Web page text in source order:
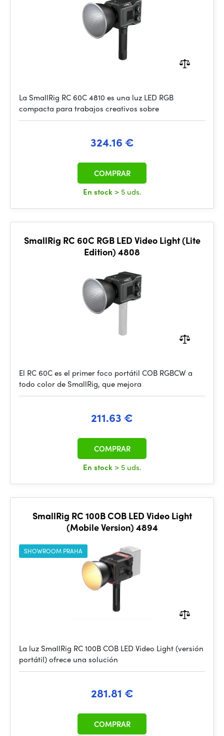
La SmallRig RC 60C 4810 es una luz LED RGB
compacta para trabajos creativos sobre
324.16 €
En stock > 5 uds.
COMPRAR
SmallRig RC 60C RGB LED Video Light (Lite
Edition) 4808
El RC 60C es el primer foco portátil COB RGBCW a
todo color de SmallRig, que mejora
211.63 €
En stock > 5 uds.
COMPRAR
SmallRig RC 100B COB LED Video Light
(Mobile Version) 4894
SHOWROOM PRAHA
La luz SmallRig RC 100B COB LED Video Light (versión
portátil) ofrece una solución
281.81 €
COMPRAR